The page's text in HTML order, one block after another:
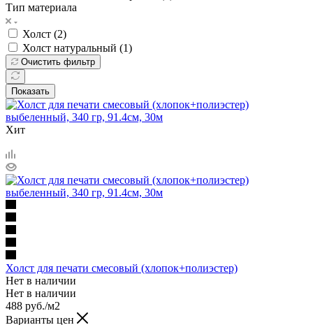
хлопок 65%+полиэстер 35% (
Тип материала
Холст (2)
Холст натуральный (
Очистить фильтр
Показать
Холст для печати смесовый (хлопок+полиэстер)
Нет в наличии
Нет в наличии
488руб./м2